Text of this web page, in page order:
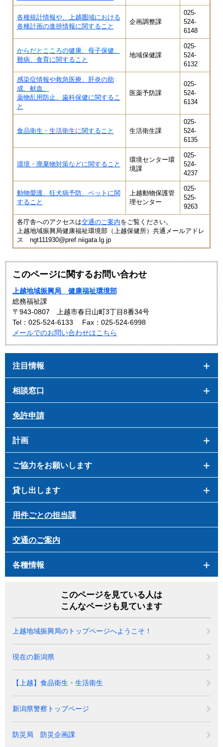
各種統計情報や、上越圏域における
各種計画の進捗情報に関すること
企画調整課
025-
524-
6148
からだとこころの健康、母子保健、
難病、食育に関すること
地域保健課
025-
524-
6132
感染症情報や救急医療、肝炎の助
成、献血、
薬物乱用防止、歯科保健に関するこ
と
医薬予防課
025-
524-
6134
食品衛生・生活衛生に関すること 生活衛生課
025-
524-
6135
環境・廃棄物対策などに関すること
環境センター環
境課
025-
524-
4237
動物愛護、狂犬病予防、ペットに関
すること
上越動物保護管
理センター
025-
525-
9263
各庁舎へのアクセスは交通のご案内をご覧ください。
上越地域振興局健康福祉環境部（上越保健所）共通メールアドレ
ス ngt111930@pref.niigata.lg.jp
このページに関するお問い合わせ
上越地域振興局 健康福祉環境部
総務福祉課
〒943-0807 上越市春日山町3丁目8番34号
Tel：025-524-6133
Fax：025-524-6998
メールでのお問い合わせはこちら
注目情報
相談窓口
免許申請
計画
ご協力をお願いします
貸し出します
用件ごとの担当課
交通のご案内
各種情報
このページを見ている人は
こんなページも見ています
上越地域振興局のトップページへようこそ！
現在の新潟県
【上越】食品衛生・生活衛生
新潟県警察トップページ
防災局 防災企画課